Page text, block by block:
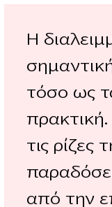
Η
τόσο ως
πρακτική.
τις ρίζες
από την